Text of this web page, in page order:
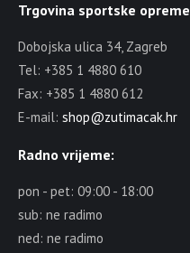
Trgovina sportske opreme
Dobojska ulica 34, Zagreb
Tel: +385 1 4880 610
Fax: +385 1 4880 612
E-mail: shop@zutimacak.hr
Radno vrijeme:
pon - pet: 09:00 - 18:00
sub: ne radimo
ned: ne radimo